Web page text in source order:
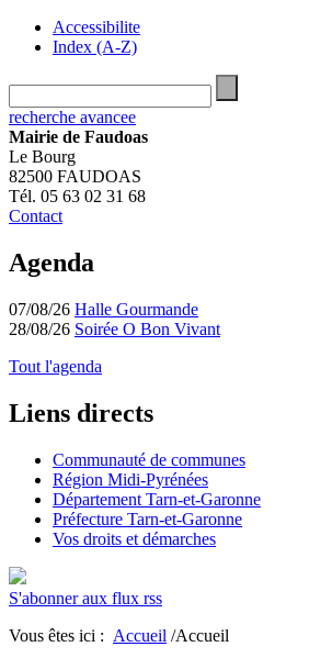
Accessibilite
Index (A-Z)
recherche avancee
Mairie de Faudoas
Le Bourg
82500 FAUDOAS
Tél. 05 63 02 31 68
Contact
Agenda
07/08/26 Halle Gourmande
28/08/26 Soirée O Bon Vivant
Tout l'agenda
Liens directs
Communauté de communes
Région Midi-Pyrénées
Département Tarn-et-Garonne
Préfecture Tarn-et-Garonne
Vos droits et démarches
S'abonner aux flux rss
Vous êtes ici : Accueil /Accueil